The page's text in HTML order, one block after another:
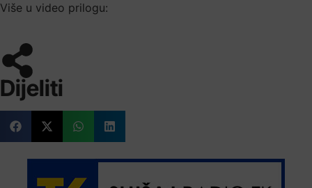
Više u video prilogu:
Dijeliti